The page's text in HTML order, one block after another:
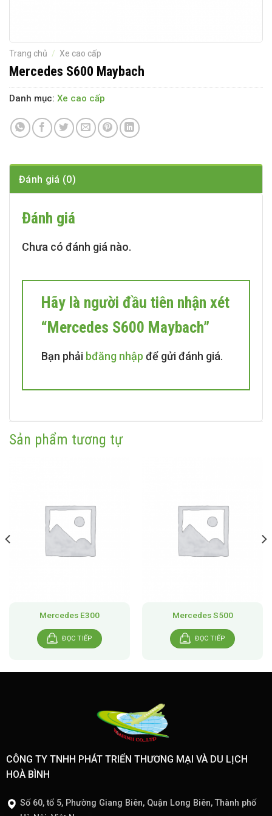
Trang chủ / Xe cao cấp
Mercedes S600 Maybach
Danh mục: Xe cao cấp
Đánh giá (0)
Đánh giá
Chưa có đánh giá nào.
Hãy là người đầu tiên nhận xét
“Mercedes S600 Maybach”
Bạn phải bđăng nhập để gửi đánh giá.
Sản phẩm tương tự
Mercedes E300
ĐỌC TIẾP
Mercedes S500
ĐỌC TIẾP
CÔNG TY TNHH PHÁT TRIỂN THƯƠNG MẠI VÀ DU LỊCH
HOÀ BÌNH
Số 60, tổ 5, Phường Giang Biên, Quận Long Biên, Thành phố